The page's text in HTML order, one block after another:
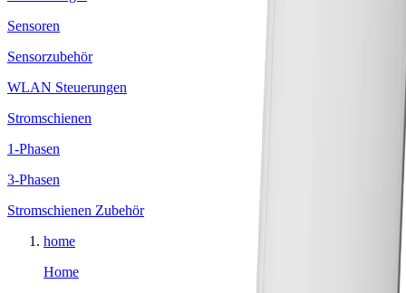
Sensoren
Sensorzubehör
WLAN Steuerungen
Stromschienen
1-Phasen
3-Phasen
Stromschienen Zubehör
home
Home